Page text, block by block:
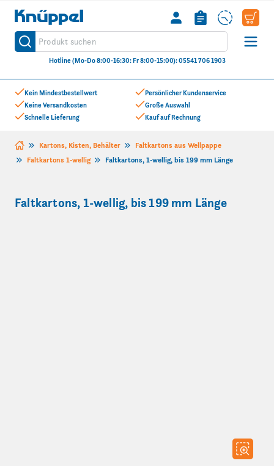
Kein Mindestbestellwert
Keine Versandkosten
Schnelle Lieferung
Persönlicher Kundenservice
Große Auswahl
Kauf auf Rechnung
Knüppel
Produkt suchen
Suche
Hotline (Mo-Do 8:00-16:30: Fr 8:00-15:00): 05541 706 1903
Zum Inhalt springen
Kartons, Kisten, Behälter
Faltkartons aus Wellpappe
Faltkartons 1-wellig
Faltkartons, 1-wellig, bis 199 mm Länge
Faltkartons, 1-wellig, bis 199 mm Länge